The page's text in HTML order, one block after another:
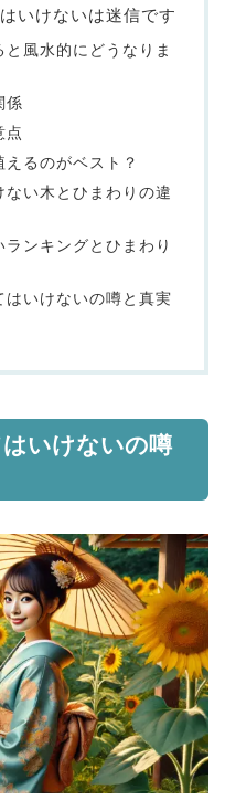
いけないは迷信です
風水的にどうなりま
係
点
るのがベスト？
い木とひまわりの違
ンキングとひまわり
いけないの噂と真実
いけないの噂